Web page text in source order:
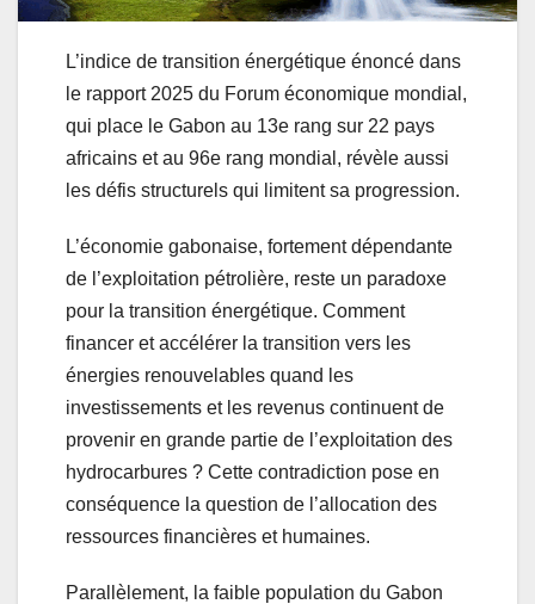
L’indice de transition énergétique énoncé dans
le rapport 2025 du Forum économique mondial,
qui place le Gabon au 13e rang sur 22 pays
africains et au 96e rang mondial, révèle aussi
les défis structurels qui limitent sa progression.
L’économie gabonaise, fortement dépendante
de l’exploitation pétrolière, reste un paradoxe
pour la transition énergétique. Comment
financer et accélérer la transition vers les
énergies renouvelables quand les
investissements et les revenus continuent de
provenir en grande partie de l’exploitation des
hydrocarbures ? Cette contradiction pose en
conséquence la question de l’allocation des
ressources financières et humaines.
Parallèlement, la faible population du Gabon